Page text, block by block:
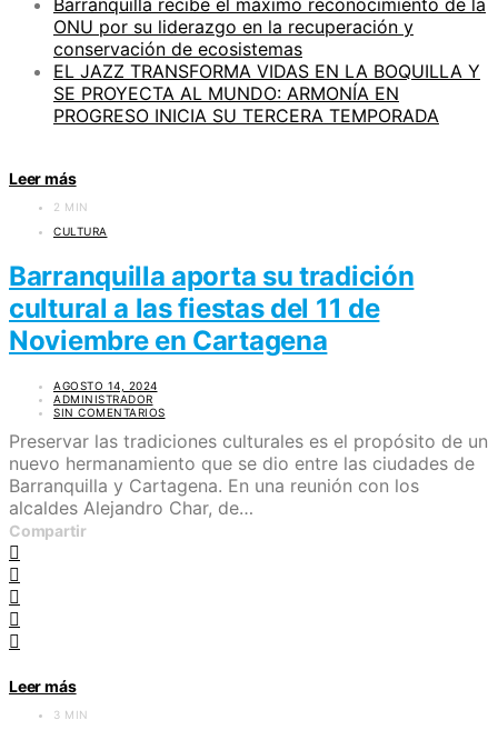
Barranquilla recibe el máximo reconocimiento de la
ONU por su liderazgo en la recuperación y
conservación de ecosistemas
EL JAZZ TRANSFORMA VIDAS EN LA BOQUILLA Y
SE PROYECTA AL MUNDO: ARMONÍA EN
PROGRESO INICIA SU TERCERA TEMPORADA
Leer más
2 MIN
CULTURA
Barranquilla aporta su tradición
cultural a las fiestas del 11 de
Noviembre en Cartagena
AGOSTO 14, 2024
ADMINISTRADOR
SIN COMENTARIOS
Preservar las tradiciones culturales es el propósito de un
nuevo hermanamiento que se dio entre las ciudades de
Barranquilla y Cartagena. En una reunión con los
alcaldes Alejandro Char, de…
Compartir
Leer más
3 MIN